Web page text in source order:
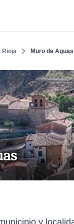
Rioja Muro de Aguas
y